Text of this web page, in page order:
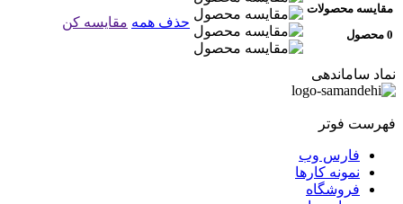
مقایسه محصولات
0 محصول
حذف همه مقایسه کن
نماد ساماندهی
فهرست فوتر
فارس وب
نمونه کارها
فروشگاه